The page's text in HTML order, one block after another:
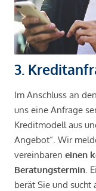
3.
Im Anschluss an
uns eine Anfrage
Kreditmodell aus
Angebot“. Wir
vereinbaren einen
Beratungstermin .
berät Sie und sucht